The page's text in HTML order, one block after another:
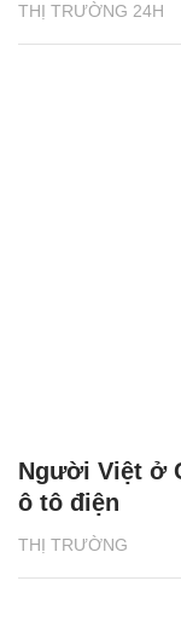
THỊ TRƯỜNG 24H
THỊ TRƯỜNG
Người Việt ở
ô tô điện